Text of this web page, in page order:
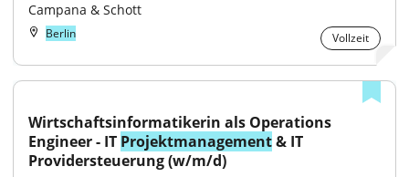
Campana & Schott
Berlin Vollzeit
Wirtschaftsinformatikerin als Operations
Engineer - IT Projektmanagement & IT
Providersteuerung (w/m/d)